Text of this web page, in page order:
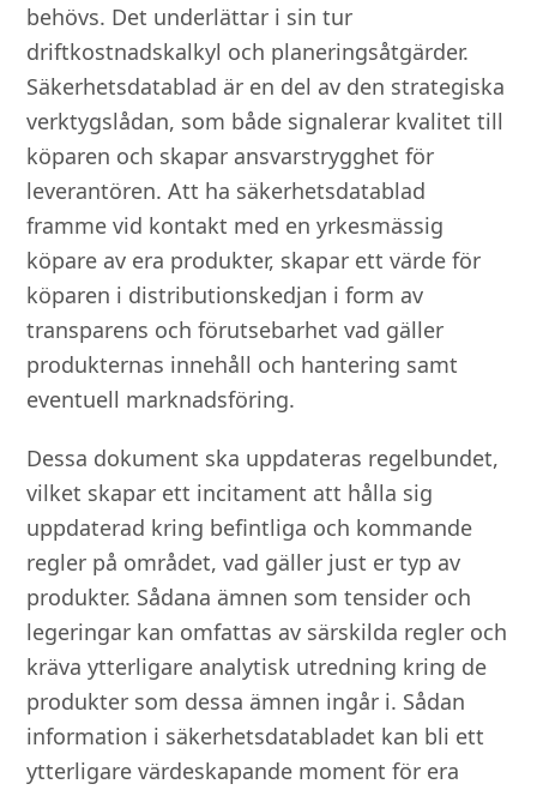
behövs. Det underlättar i sin tur
driftkostnadskalkyl och planeringsåtgärder.
Säkerhetsdatablad är en del av den strategiska
verktygslådan, som både signalerar kvalitet till
köparen och skapar ansvarstrygghet för
leverantören. Att ha säkerhetsdatablad
framme vid kontakt med en yrkesmässig
köpare av era produkter, skapar ett värde för
köparen i distributionskedjan i form av
transparens och förutsebarhet vad gäller
produkternas innehåll och hantering samt
eventuell marknadsföring.
Dessa dokument ska uppdateras regelbundet,
vilket skapar ett incitament att hålla sig
uppdaterad kring befintliga och kommande
regler på området, vad gäller just er typ av
produkter. Sådana ämnen som tensider och
legeringar kan omfattas av särskilda regler och
kräva ytterligare analytisk utredning kring de
produkter som dessa ämnen ingår i. Sådan
information i säkerhetsdatabladet kan bli ett
ytterligare värdeskapande moment för era